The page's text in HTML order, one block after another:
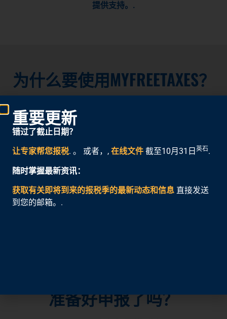
提供支持。.
为什么要使用MYFREETAXES？
文件来自家或网上任何地方！
100% 的免费联邦和州在线报税服务
税
准备好申报了吗？
重要更新
错过了截止日期？
让专家帮您报税. 。 或者，, 在线文件 截至10月31日 英石.
随时掌握最新资讯：
获取有关即将到来的报税季的最新动态和信息 直接发送
到您的邮箱。.